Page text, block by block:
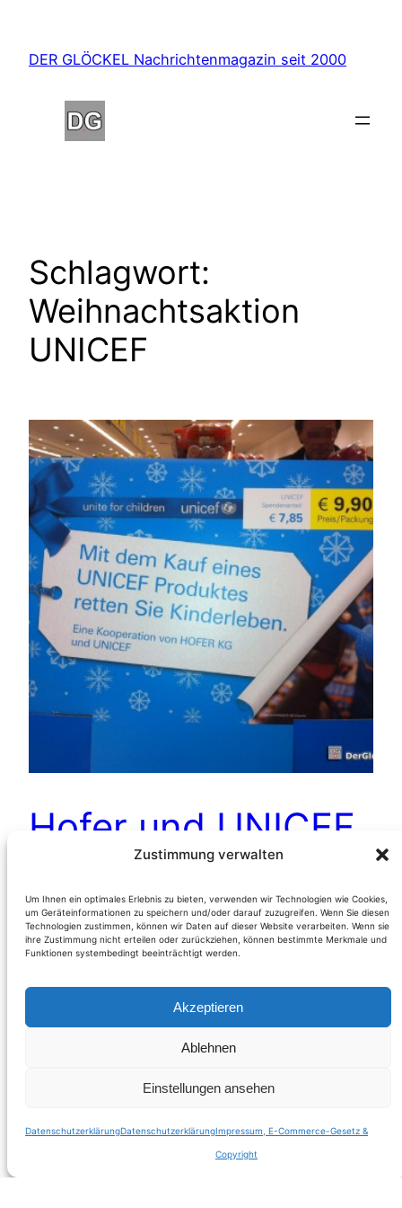
Zustimmung verwalten
Um Ihnen ein optimales Erlebnis zu bieten, verwenden wir Technologien wie Cookies,
um Geräteinformationen zu speichern und/oder darauf zuzugreifen. Wenn Sie diesen
Technologien zustimmen, können wir Daten auf dieser Website verarbeiten. Wenn sie
ihre Zustimmung nicht erteilen oder zurückziehen, können bestimmte Merkmale und
Funktionen systembedingt beeinträchtigt werden.
Akzeptieren
Ablehnen
Einstellungen ansehen
DatenschutzerklärungDatenschutzerklärungImpressum, E-Commerce-Gesetz &
Copyright
springen
DER GLÖCKEL Nachrichtenmagazin seit 2000
Schlagwort:
Weihnachtsaktion
UNICEF
Hofer und UNICEF
und wenn Sie es
nicht kaufen,
müssen Kinder